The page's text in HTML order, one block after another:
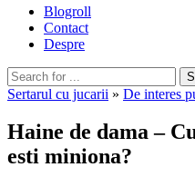
Blogroll
Contact
Despre
Sertarul cu jucarii » De interes
Haine de dama –
esti miniona?